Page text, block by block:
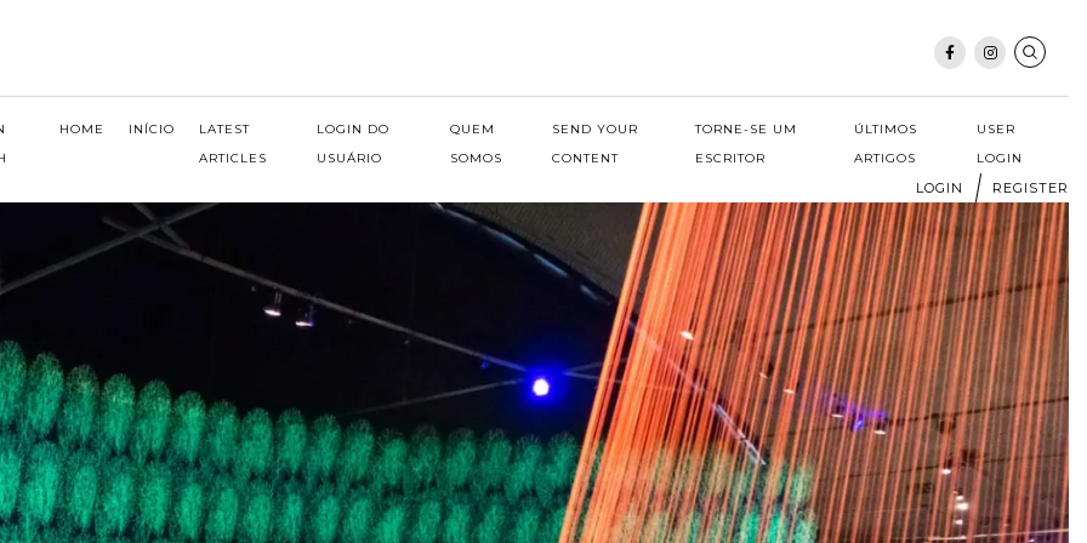
HOME INÍCIO
LATEST
ARTICLES
LOGIN DO
USUÁRIO
QUEM
SOMOS
SEND YOUR
CONTENT
TORNE-SE UM
ESCRITOR
ÚLTIMOS
ARTIGOS
USER
LOGIN
LOGIN REGISTER